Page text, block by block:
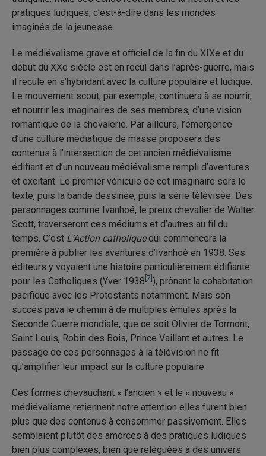
pratiques ludiques, c’est-à-dire dans les mondes
imaginés de la jeunesse.
Le médiévalisme grave et officiel de la fin du XIXe et du
début du XXe siècle est en recul dans l’après-guerre, mais
il recule en s’hybridant avec la culture populaire et ludique.
Le mouvement scout, par exemple, continuera à se nourrir,
et nourrir les imaginaires de ses membres, d’une vision
romantique de la chevalerie. Par ailleurs, l’émergence
d’une culture médiatique de masse proposera des
contenus à l’intersection de cet ancien médiévalisme
édifiant et d’un nouveau médiévalisme rempli d’aventures
et excitant. Le premier véhicule de cet imaginaire sera le
texte, puis la bande dessinée, puis la série télévisée. Des
personnages comme Ivanhoé, le preux chevalier de Walter
Scott, traverseront ces médiums et d’autres au fil du
temps. C’est L’Action catholiquequi commencera la
première à publier les aventures d’Ivanhoé en 1938. Ses
éditeurs y voyaient une histoire particulièrement édifiante
pour les Catholiques (Yver 1938 [7] ), prônant la cohabitation
pacifique avec les Protestants notamment. Mais son
succès pava le chemin à de multiples émules après la
Seconde Guerre mondiale, que ce soit Olivier de Tormont,
Saint Louis, Robin des Bois, Prince Vaillant et autres. Le
passage de ces personnages à la télévision ne fit
qu’amplifier leur impact sur la culture populaire.
Ces formes chevauchant « l’ancien » et le « nouveau »
médiévalisme retiennent notre attention elles furent bien
plus que des contenus à consommer passivement. Elles
semblaient plutôt des amorces à des pratiques ludiques
bien plus complexes, bien que reléguées à des univers